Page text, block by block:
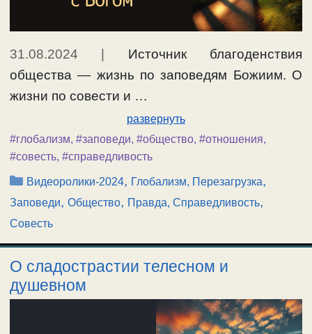
31.08.2024
Источник благоденствия
общества — жизнь по заповедям Божиим. О
жизни по совести и …
развернуть
#глобализм, #заповеди, #общество, #отношения,
#совесть, #справедливость
Рубрики
Видеоролики-2024, Глобализм, Перезагрузка,
Заповеди, Общество, Правда, Справедливость,
Совесть
О сладострастии телесном и
душевном